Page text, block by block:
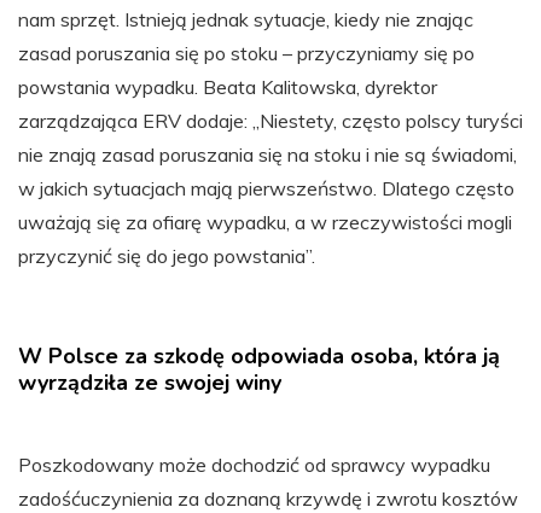
nam sprzęt. Istnieją jednak sytuacje, kiedy nie znając
zasad poruszania się po stoku – przyczyniamy się po
powstania wypadku. Beata Kalitowska, dyrektor
zarządzająca ERV dodaje: „Niestety, często polscy turyści
nie znają zasad poruszania się na stoku i nie są świadomi,
w jakich sytuacjach mają pierwszeństwo. Dlatego często
uważają się za ofiarę wypadku, a w rzeczywistości mogli
przyczynić się do jego powstania”.
W Polsce za szkodę odpowiada osoba, która ją
wyrządziła ze swojej winy
Poszkodowany może dochodzić od sprawcy wypadku
zadośćuczynienia za doznaną krzywdę i zwrotu kosztów